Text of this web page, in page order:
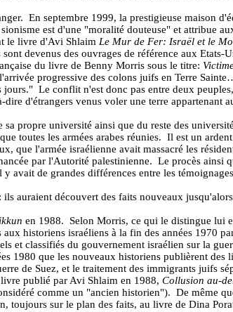
En septembre 1999, la prestigieuse maison
est d'une "moralité douteuse" et attribue
le livre d'Avi Shlaim Le Mur de Fer: Israël et le
devenus des ouvrages de référence aux Etats-
du livre de Benny Morris sous le titre:
progressive des colons juifs en Terre
jours." Le conflit n'est donc pas entre deux
d'étrangers venus voler une terre appartenant
propre université ainsi que du reste des
toutes les armées arabes réunies. Il est un
que l'armée israélienne avait massacré les
par l'Autorité palestinienne. Le procès ainsi
avait de grandes différences entre les
auraient découvert des faits nouveaux
en 1988.
Selon Morris, ce qui le distingue lui
historiens israéliens à la fin des années 1970
et classifiés du gouvernement israélien sur la
1980 que les nouveaux historiens publièrent
de Suez, et le traitement des immigrants juifs
publié par Avi Shlaim en 1988, Collusion au-
comme un "ancien historien"). De même
toujours sur le plan des faits, au livre de Dina